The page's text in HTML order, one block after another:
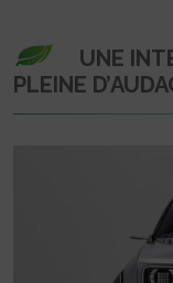
UNE
PLEINE